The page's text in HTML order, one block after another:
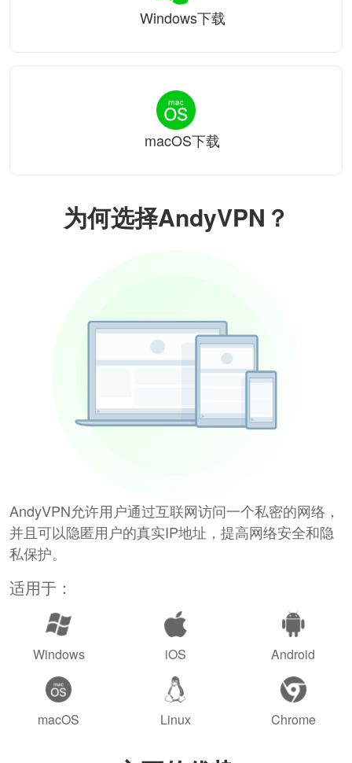
为何选择AndyVPN？
AndyVPN允许用户通过互联网访问一个私密的网络，
并且可以隐匿用户的真实IP地址，提高网络安全和隐
私保护。
适用于：
Windows iOS Android
macOS Linux Chrome
Windows下载
macOS下载